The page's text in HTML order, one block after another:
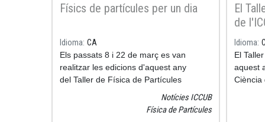
Físics de partícules per un dia
Idioma CA
Els passats 8 i 22 de març es van
realitzar les edicions d'aquest any
del Taller de Física de Partícules
organitzades per l'Institut de Ciències
del Cosmos de la Universitat de
Barcelona, on van assistir 186
Notícies ICCUB
Física de Partícules
El
de
de la
Idioma
El
aquest
Ciència